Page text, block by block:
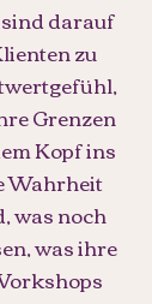
darauf
zu
Grenzen
Kopf ins
Wahrheit
was noch
was ihre